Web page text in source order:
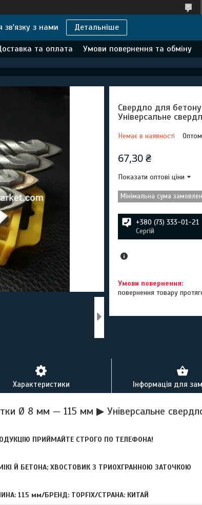
зв'язку з нами Детальніше
та оплата Умови повернення та обміну
Свердло для
Універсальне
Немає в наявності
67,30 ₴
Показати оптові ціни
Мінімальна сума
+380 (73) 333-01-21
Сергій
повернення товару
Характеристики Інформація для
Ø 8 мм — 115 мм ▶ Універсальне
ПРИЙМАЙТЕ СТРОГО ПО ТЕЛЕФОНА!
Й БЕТОНА; ХВОСТОВИК З ТРИОХГРАННОЮ ЗАТОЧКОЮ
115 мм/БРЕНД: TOPFIX/СТРАНА: КИТАЙ